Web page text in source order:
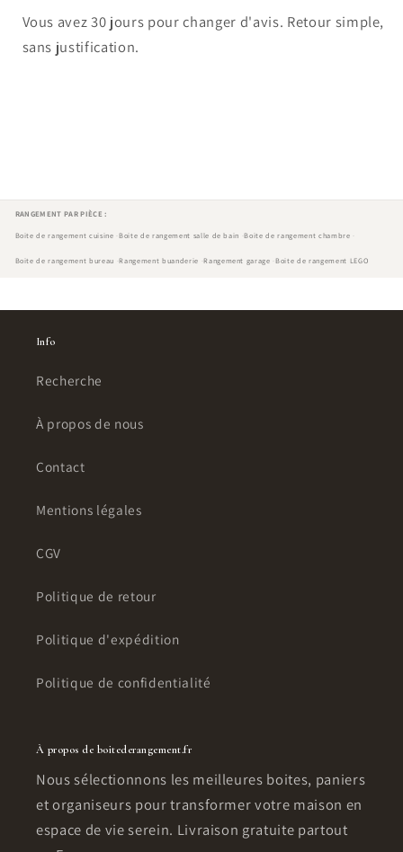
Vous avez 30 jours pour changer d'avis. Retour simple,
sans justification.
RANGEMENT PAR PIÈCE :
Boite de rangement cuisine Boite de rangement salle de bain Boite de rangement chambre
Boite de rangement bureau Rangement buanderie Rangement garage Boite de rangement LEGO
Info
Recherche
À propos de nous
Contact
Mentions légales
CGV
Politique de retour
Politique d'expédition
Politique de confidentialité
À propos de boitederangement.fr
Nous sélectionnons les meilleures boites, paniers
et organiseurs pour transformer votre maison en
espace de vie serein. Livraison gratuite partout